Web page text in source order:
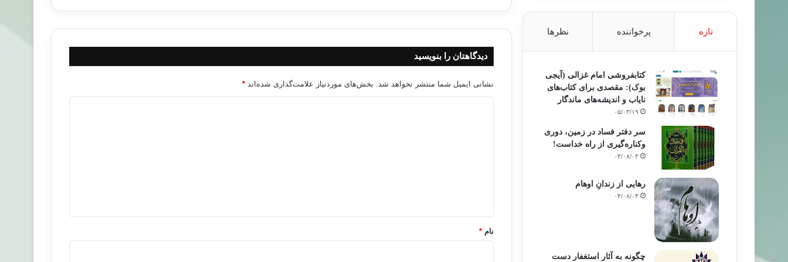
دیدگاهتان را بنویسید
نشانی ایمیل شما منتشر نخواهد شد. بخش‌های موردنیاز علامت‌گذاری شده‌اند *
نام *
تازه پرخواننده نظرها
کتابفروشی امام غزالی (آیجی
بوک): مقصدی برای کتاب‌های
نایاب و اندیشه‌های ماندگار
۰۵/۰۳/۱۹
سر دفتر فساد در زمین‌، دوری
وکناره‌گیری از راه خداست‌!
۰۴/۰۸/۰۳
رهایی از زندانِ اوهام
۰۴/۰۸/۰۳
چگونه به آثار استغفار دست